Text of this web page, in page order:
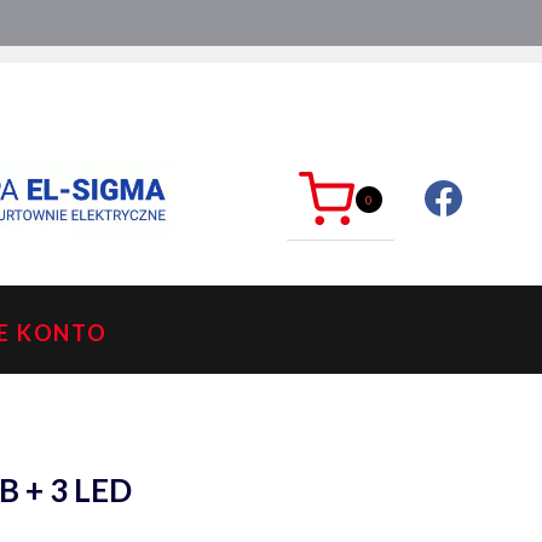
0
KONTO
+ 3 LED